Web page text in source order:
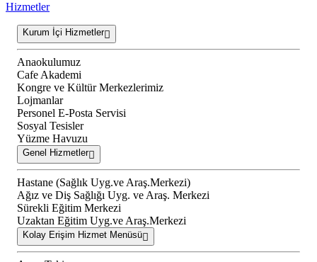
Hizmetler
Kurum İçi Hizmetler
Anaokulumuz
Cafe Akademi
Kongre ve Kültür Merkezlerimiz
Lojmanlar
Personel E-Posta Servisi
Sosyal Tesisler
Yüzme Havuzu
Genel Hizmetler
Hastane (Sağlık Uyg.ve Araş.Merkezi)
Ağız ve Diş Sağlığı Uyg. ve Araş. Merkezi
Sürekli Eğitim Merkezi
Uzaktan Eğitim Uyg.ve Araş.Merkezi
Kolay Erişim Hizmet Menüsü